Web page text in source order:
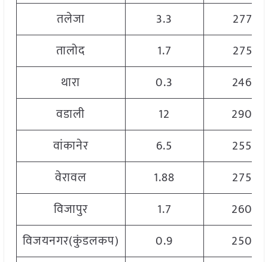
तलेजा 3.3
2775
तालोद
1.7
2755
थारा
0.3
2460
वडाली
12
2900
वांकानेर
6.5
2550
वेरावल
1.88
2750
विजापुर
1.7
2600
विजयनगर(कुंडलकप)
0.9
2500